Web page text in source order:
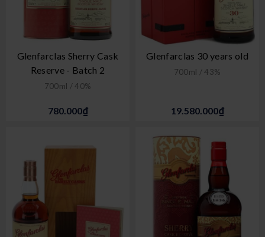
Glenfarclas Sherry Cask
Reserve - Batch 2
700ml / 40%
780.000₫
Glenfarclas 30 years old
700ml / 43%
19.580.000₫